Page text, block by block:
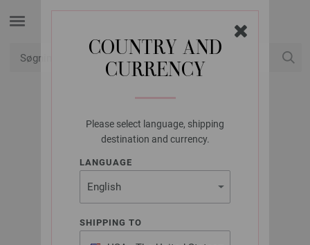
COUNTRY AND
CURRENCY
Please select language, shipping
destination and currency.
LANGUAGE
SHIPPING TO
PRYM
SNAPLÅS 615244
Varenr.: 615244